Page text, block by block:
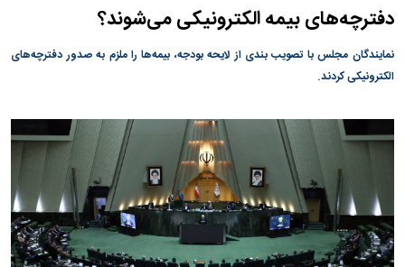
دفترچه‌های بیمه الکترونیکی می‌شوند؟
نمایندگان مجلس با تصویب بندی از لایحه بودجه، بیمه‌ها را ملزم به صدور دفترچه‌های
الکترونیکی کردند.